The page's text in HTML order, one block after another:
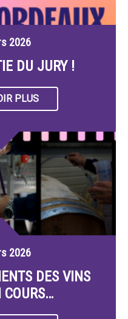
2026
DU JURY !
PLUS
2026
DES VINS
COURS…